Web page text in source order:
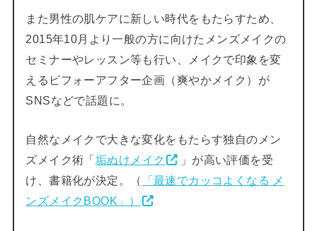
また男性の肌ケアに新しい時代をもたらすため、
2015年10月より一般の方に向けたメンズメイクの
セミナーやレッスン等も行い、メイクで印象を変
えるビフォーアフター企画（爽やかメイク）が
SNSなどで話題に。
自然なメイクで大きな変化をもたらす独自のメン
ズメイク術「垢ぬけメイク
」が高い評価を受
け、書籍化が決定。（
「最速でカッコよくなる メ
ンズメイクBOOK」）